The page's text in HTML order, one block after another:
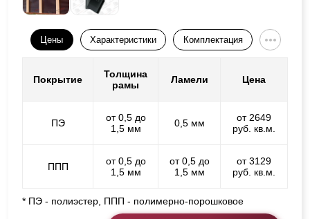
Цены Характеристики Комплектация
Покрытие
Толщина
рамы
Ламели Цена
ПЭ
от 0,5 до
1,5 мм
0,5 мм
от 2649
руб. кв.м.
ППП
от 0,5 до
1,5 мм
от 0,5 до
1,5 мм
от 3129
руб. кв.м.
* ПЭ - полиэстер, ППП - полимерно-порошковое